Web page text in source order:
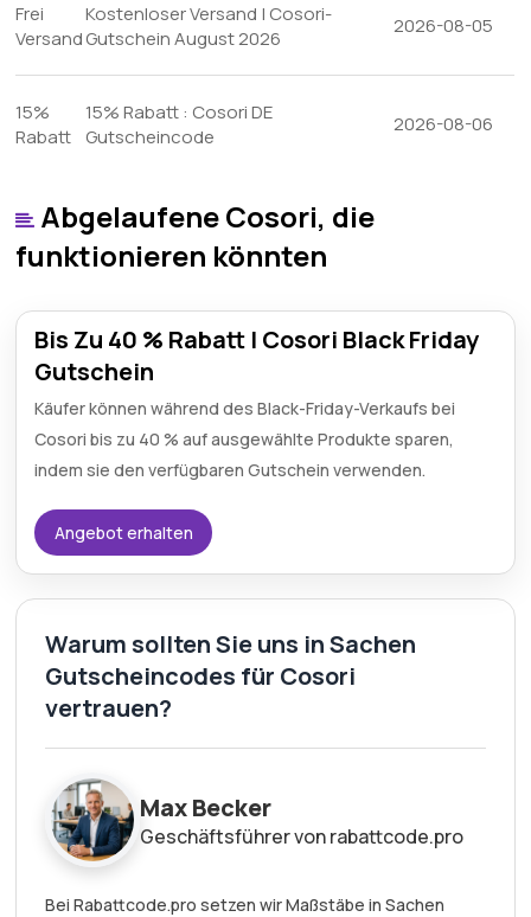
Frei
Versand
Kostenloser Versand | Cosori-
Gutschein August 2026
2026-08-05
15%
Rabatt
15% Rabatt : Cosori DE
Gutscheincode
2026-08-06
Abgelaufene Cosori, die
funktionieren könnten
Bis Zu 40 % Rabatt | Cosori Black Friday
Gutschein
Käufer können während des Black-Friday-Verkaufs bei
Cosori bis zu 40 % auf ausgewählte Produkte sparen,
indem sie den verfügbaren Gutschein verwenden.
Angebot erhalten
Warum sollten Sie uns in Sachen
Gutscheincodes für Cosori
vertrauen?
Max Becker
Geschäftsführer von rabattcode.pro
Bei Rabattcode.pro setzen wir Maßstäbe in Sachen